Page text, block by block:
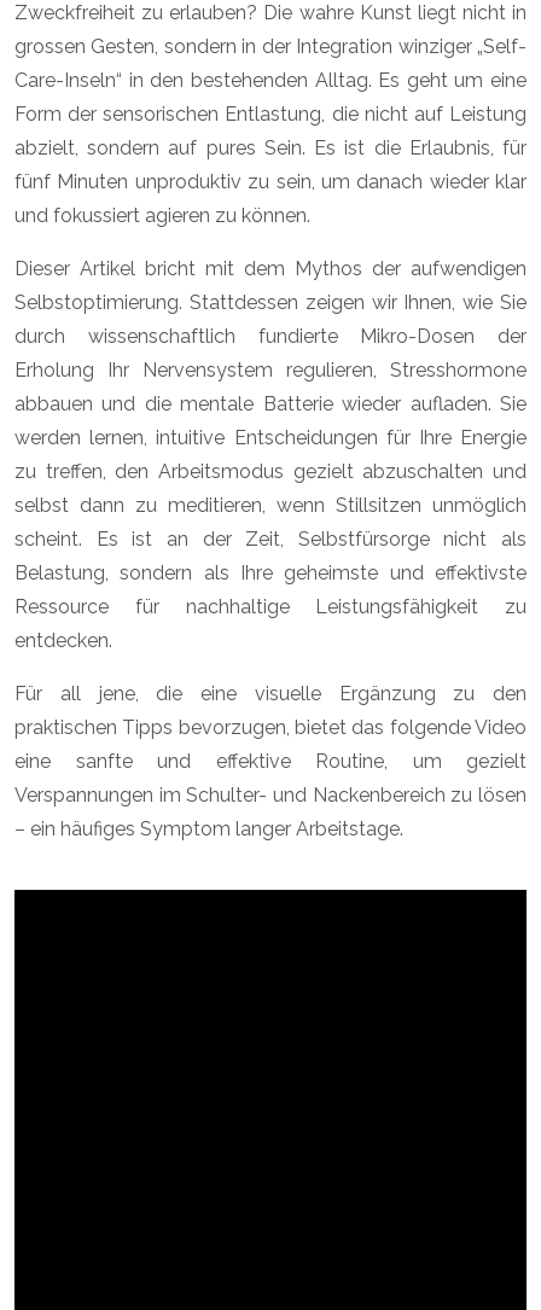
Zweckfreiheit zu erlauben? Die wahre Kunst liegt nicht in
grossen Gesten, sondern in der Integration winziger „Self-
Care-Inseln“ in den bestehenden Alltag. Es geht um eine
Form der sensorischen Entlastung, die nicht auf Leistung
abzielt, sondern auf pures Sein. Es ist die Erlaubnis, für
fünf Minuten unproduktiv zu sein, um danach wieder klar
und fokussiert agieren zu können.
Dieser Artikel bricht mit dem Mythos der aufwendigen
Selbstoptimierung. Stattdessen zeigen wir Ihnen, wie Sie
durch wissenschaftlich fundierte Mikro-Dosen der
Erholung Ihr Nervensystem regulieren, Stresshormone
abbauen und die mentale Batterie wieder aufladen. Sie
werden lernen, intuitive Entscheidungen für Ihre Energie
zu treffen, den Arbeitsmodus gezielt abzuschalten und
selbst dann zu meditieren, wenn Stillsitzen unmöglich
scheint. Es ist an der Zeit, Selbstfürsorge nicht als
Belastung, sondern als Ihre geheimste und effektivste
Ressource für nachhaltige Leistungsfähigkeit zu
entdecken.
Für all jene, die eine visuelle Ergänzung zu den
praktischen Tipps bevorzugen, bietet das folgende Video
eine sanfte und effektive Routine, um gezielt
Verspannungen im Schulter- und Nackenbereich zu lösen
– ein häufiges Symptom langer Arbeitstage.